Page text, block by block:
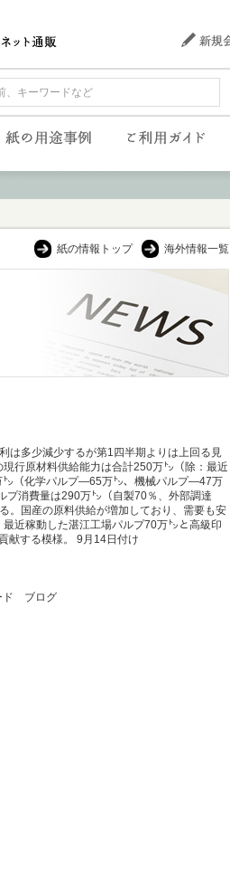
紙の情報トップ 海外情報一覧
は多少減少するが第1四半期よりは上回る見
行原材料供給能力は合計250万㌧（除：最近
㌧（化学パルプ―65万㌧、機械パルプ―47万
消費量は290万㌧（自製70％、外部調達
。国産の原料供給が増加しており、需要も安
近稼動した湛江工場パルプ70万㌧と高級印
献する模様。 9月14日付け
ド ブログ